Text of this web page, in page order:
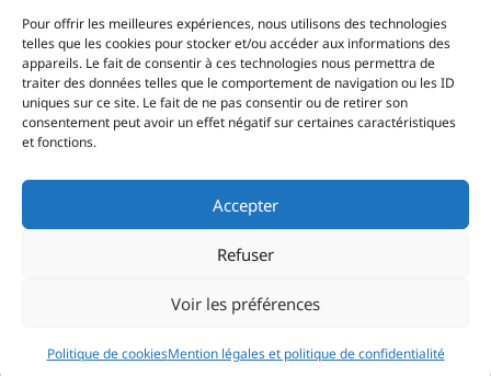
Pour offrir les meilleures expériences, nous utilisons des technologies
telles que les cookies pour stocker et/ou accéder aux informations des
appareils. Le fait de consentir à ces technologies nous permettra de
traiter des données telles que le comportement de navigation ou les ID
uniques sur ce site. Le fait de ne pas consentir ou de retirer son
consentement peut avoir un effet négatif sur certaines caractéristiques
et fonctions.
Accepter
Refuser
Voir les préférences
Politique de cookiesMention légales et politique de confidentialité
Caroline
© 2026 Le Lab'Albums
Inscription Newsletter